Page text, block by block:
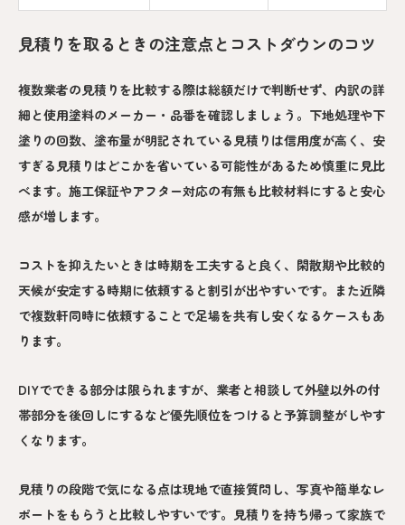
見積りを取るときの注意点とコストダウンのコツ
複数業者の見積りを比較する際は総額だけで判断せず、内訳の詳
細と使用塗料のメーカー・品番を確認しましょう。下地処理や下
塗りの回数、塗布量が明記されている見積りは信用度が高く、安
すぎる見積りはどこかを省いている可能性があるため慎重に見比
べます。施工保証やアフター対応の有無も比較材料にすると安心
感が増します。
コストを抑えたいときは時期を工夫すると良く、閑散期や比較的
天候が安定する時期に依頼すると割引が出やすいです。また近隣
で複数軒同時に依頼することで足場を共有し安くなるケースもあ
ります。
DIYでできる部分は限られますが、業者と相談して外壁以外の付
帯部分を後回しにするなど優先順位をつけると予算調整がしやす
くなります。
見積りの段階で気になる点は現地で直接質問し、写真や簡単なレ
ポートをもらうと比較しやすいです。見積りを持ち帰って家族で